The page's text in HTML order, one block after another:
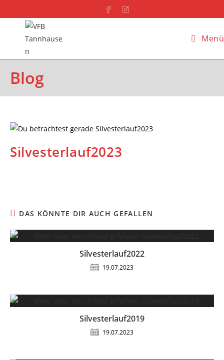
Menü
Blog
Silvesterlauf2023
DAS KÖNNTE DIR AUCH GEFALLEN
Silvesterlauf2022
19.07.2023
Silvesterlauf2019
19.07.2023